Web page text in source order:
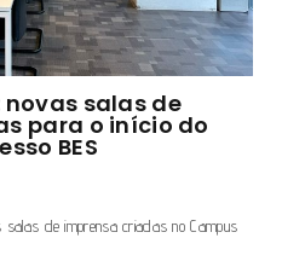
salas de
para o início do
BES
de imprensa criadas no Campus